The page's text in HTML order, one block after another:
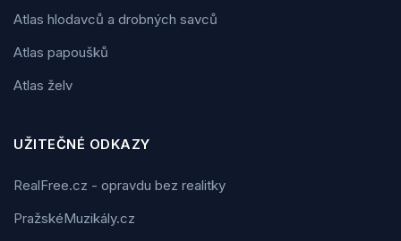
Atlas hlodavců a drobných savců
Atlas papoušků
Atlas želv
UŽITEČNÉ ODKAZY
RealFree.cz - opravdu bez realitky
PražskéMuzikály.cz